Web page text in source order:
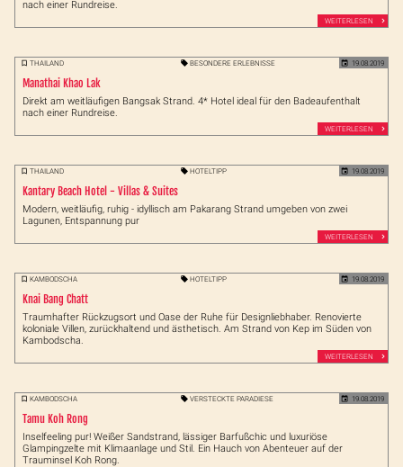
nach einer Rundreise.
WEITERLESEN
THAILAND BESONDERE ERLEBNISSE 19.08.2019
Manathai Khao Lak
Direkt am weitläufigen Bangsak Strand. 4* Hotel ideal für den Badeaufenthalt
nach einer Rundreise.
WEITERLESEN
THAILAND HOTELTIPP 19.08.2019
Kantary Beach Hotel - Villas & Suites
Modern, weitläufig, ruhig - idyllisch am Pakarang Strand umgeben von zwei
Lagunen, Entspannung pur
WEITERLESEN
KAMBODSCHA HOTELTIPP 19.08.2019
Knai Bang Chatt
Traumhafter Rückzugsort und Oase der Ruhe für Designliebhaber. Renovierte
koloniale Villen, zurückhaltend und ästhetisch. Am Strand von Kep im Süden von
Kambodscha.
WEITERLESEN
KAMBODSCHA VERSTECKTE PARADIESE 19.08.2019
Tamu Koh Rong
Inselfeeling pur! Weißer Sandstrand, lässiger Barfußchic und luxuriöse
Glampingzelte mit Klimaanlage und Stil. Ein Hauch von Abenteuer auf der
Trauminsel Koh Rong.